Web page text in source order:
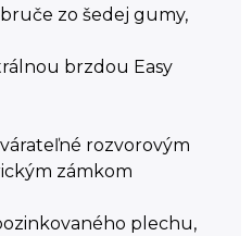
zo šedej gumy,
brzdou Easy
rozvorovým
zámkom
plechu,